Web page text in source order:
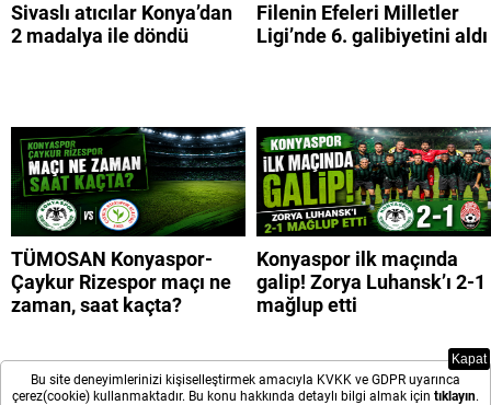
Sivaslı atıcılar Konya’dan
2 madalya ile döndü
Filenin Efeleri Milletler
Ligi’nde 6. galibiyetini aldı
TÜMOSAN Konyaspor-
Çaykur Rizespor maçı ne
zaman, saat kaçta?
Konyaspor ilk maçında
galip! Zorya Luhansk’ı 2-1
mağlup etti
Bu site deneyimlerinizi kişiselleştirmek amacıyla KVKK ve GDPR uyarınca
çerez(cookie) kullanmaktadır. Bu konu hakkında detaylı bilgi almak için tıklayın.
Kapat